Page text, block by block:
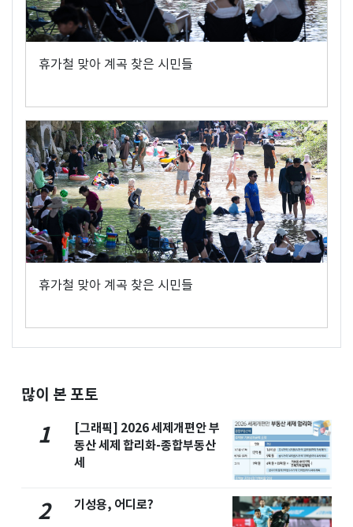
휴가철 맞아 계곡 찾은 시민들
휴가철 맞아 계곡 찾은 시민들
많이 본 포토
1
[그래픽] 2026 세제개편안 부
동산 세제 합리화-종합부동산
세
2 기성용, 어디로?